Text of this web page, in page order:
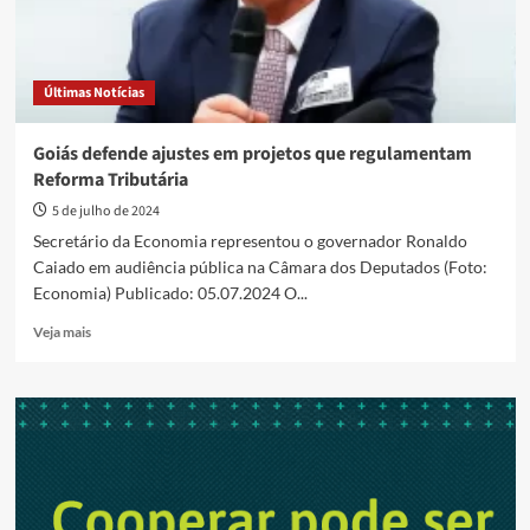
Últimas Notícias
Goiás defende ajustes em projetos que regulamentam
Reforma Tributária
5 de julho de 2024
Secretário da Economia representou o governador Ronaldo
Caiado em audiência pública na Câmara dos Deputados (Foto:
Economia) Publicado: 05.07.2024 O...
Veja maisRead
Goiás
defende
que